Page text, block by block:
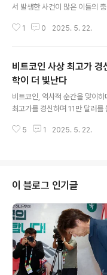
서 발생한 사건이 많은 이들의
에 대해 집단 성폭행을 가하고,
자는 무니라트나 의원의 사무실
했습니다. 경찰은 즉각 수사에 착
악하고 있습니다. 피해자의 고통
후 극심한 정신적 고통을 겪었
을 받았습니다. 그녀는 이 바이러
1 0 2025. 5. 22.
비트코인 사상 최고가 경
학이 더 빛난다
비트코인, 역사적 순간을 맞이
최고가를 경신하며 11만 달러를
인의 가격은 24시간 전 대비
습니다. 이러한 가격 상승은 비
망이 되고 있습니다. 김종국의
씨는 비트코인의 높은 가격 상
테크를 하지 않겠다는 입장을
송에서 '무조건 저축'을 강조하
산에 대해 부정적인 견해를 밝혔
5 1 2025. 5. 22.
이 블로그 인기글